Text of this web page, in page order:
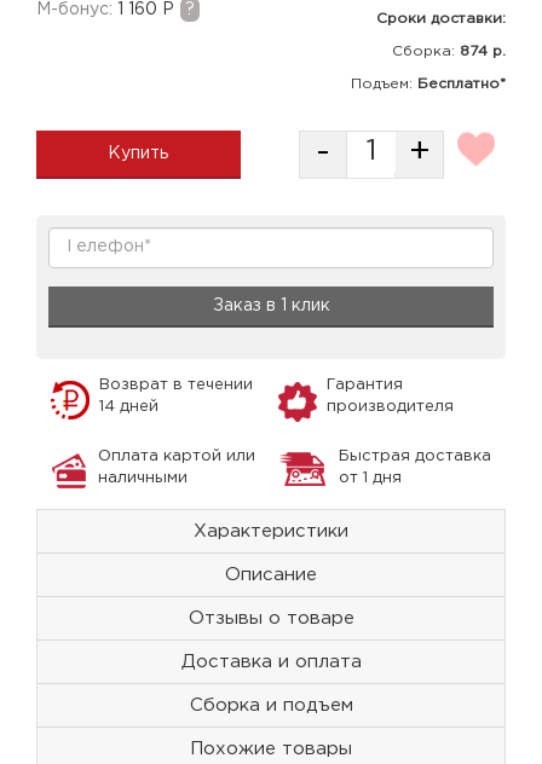
M-бонус: 1 160 Р ?
Сроки доставки:
Сборка: 874 р.
Подъем: Бесплатно*
Купить - +
Заказ в 1 клик
Возврат в течении
14 дней
Гарантия
производителя
Оплата картой или
наличными
Быстрая доставка
от 1 дня
Характеристики
Описание
Отзывы о товаре
Доставка и оплата
Сборка и подъем
Похожие товары